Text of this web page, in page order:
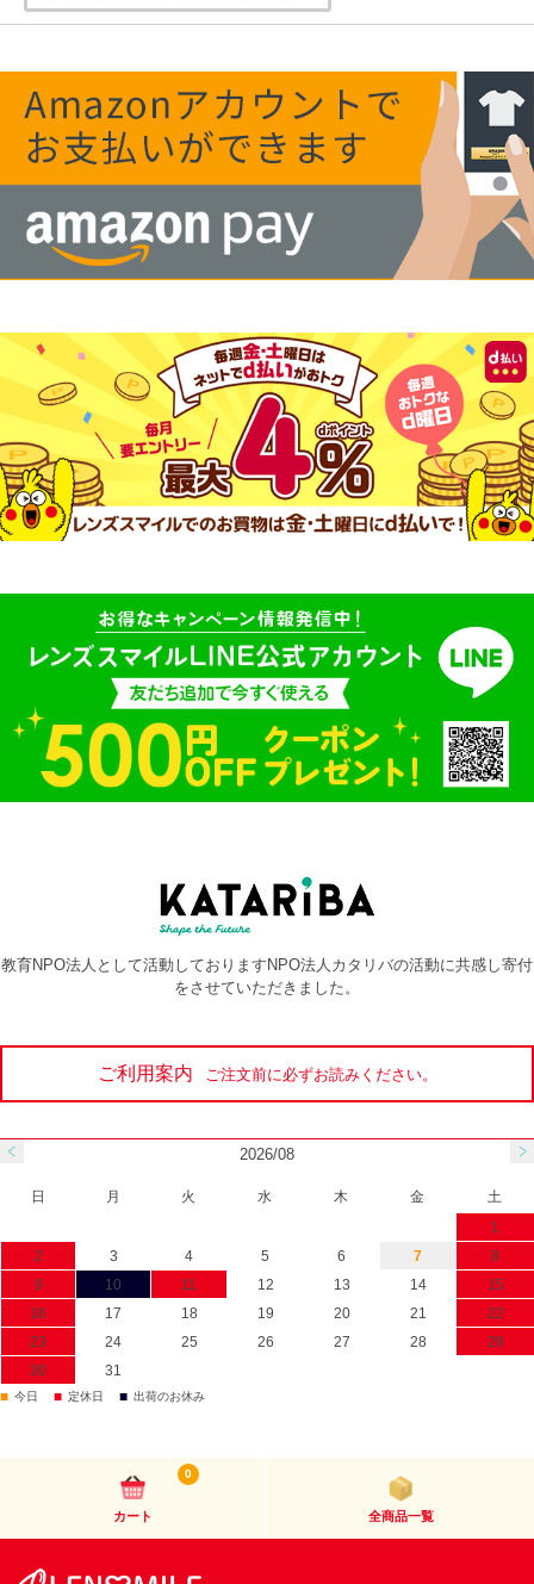
教育NPO法人として活動しておりますNPO法人カタリバの活動に共感し寄付
をさせていただきました。
ご利用案内 ご注文前に必ずお読みください。
2026/08
日 月 火 水 木 金
土
1
2
3 4 5 6 7
8
9
10 11 12 13 14
15
16
17 18 19 20 21
22
23
24 25 26 27 28
29
30
31
■ 今日 ■ 定休日 ■ 出荷のお休み
カート
0
全商品一覧